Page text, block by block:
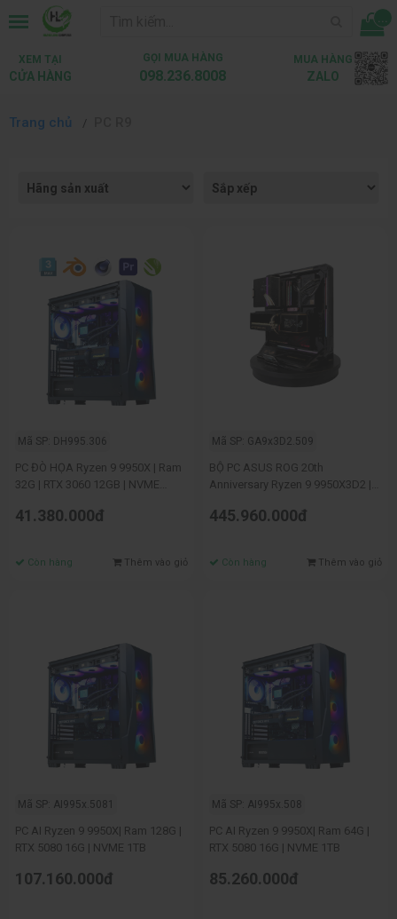
...
XEM TẠI
CỬA HÀNG
GỌI MUA HÀNG
098.236.8008
MUA HÀNG
ZALO
Trang chủ
Mã SP: DH995.306
PC ĐÒ HỌA Ryzen 9 9950X | Ram
32G | RTX 3060 12GB | NVME
41.380.000đ
Còn hàng Thêm vào giỏ
Mã SP: GA9x3D2.509
BỘ PC ASUS ROG 20th
Anniversary Ryzen 9 9950X3D2 |
1TB | MÀN 27INCH OLED
445.960.000đ
Còn hàng Thêm vào giỏ
Mã SP: AI995x.5081
PC AI Ryzen 9 9950X| Ram 128G |
RTX 5080 16G | NVME 1TB
107.160.000đ
Mã SP: AI995x.508
PC AI Ryzen 9 9950X| Ram 64G |
RTX 5080 16G | NVME 1TB
85.260.000đ